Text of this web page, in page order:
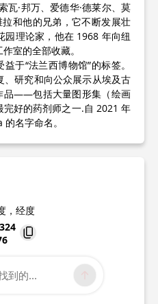
瓦·邦万、爱德华·德莱尔、莫
拉和他的兄弟，它不断发展壮
园理论家，他在 1968 年向纽
室的全部收藏。
于“法兰西博物馆”的标签。
研究和向公众展示从埃及古
品——包括大量图形集（绘画
好的药剂师之一.自 2021 年
名字命名。
，经度
Laye
到的...